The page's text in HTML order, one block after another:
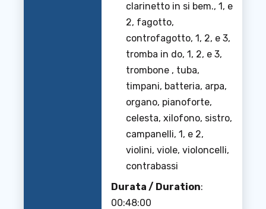
clarinetto in si bem., 1, e
2, fagotto,
controfagotto, 1, 2, e 3,
tromba in do, 1, 2, e 3,
trombone , tuba,
timpani, batteria, arpa,
organo, pianoforte,
celesta, xilofono, sistro,
campanelli, 1, e 2,
violini, viole, violoncelli,
contrabassi
Durata / Duration:
00:48:00